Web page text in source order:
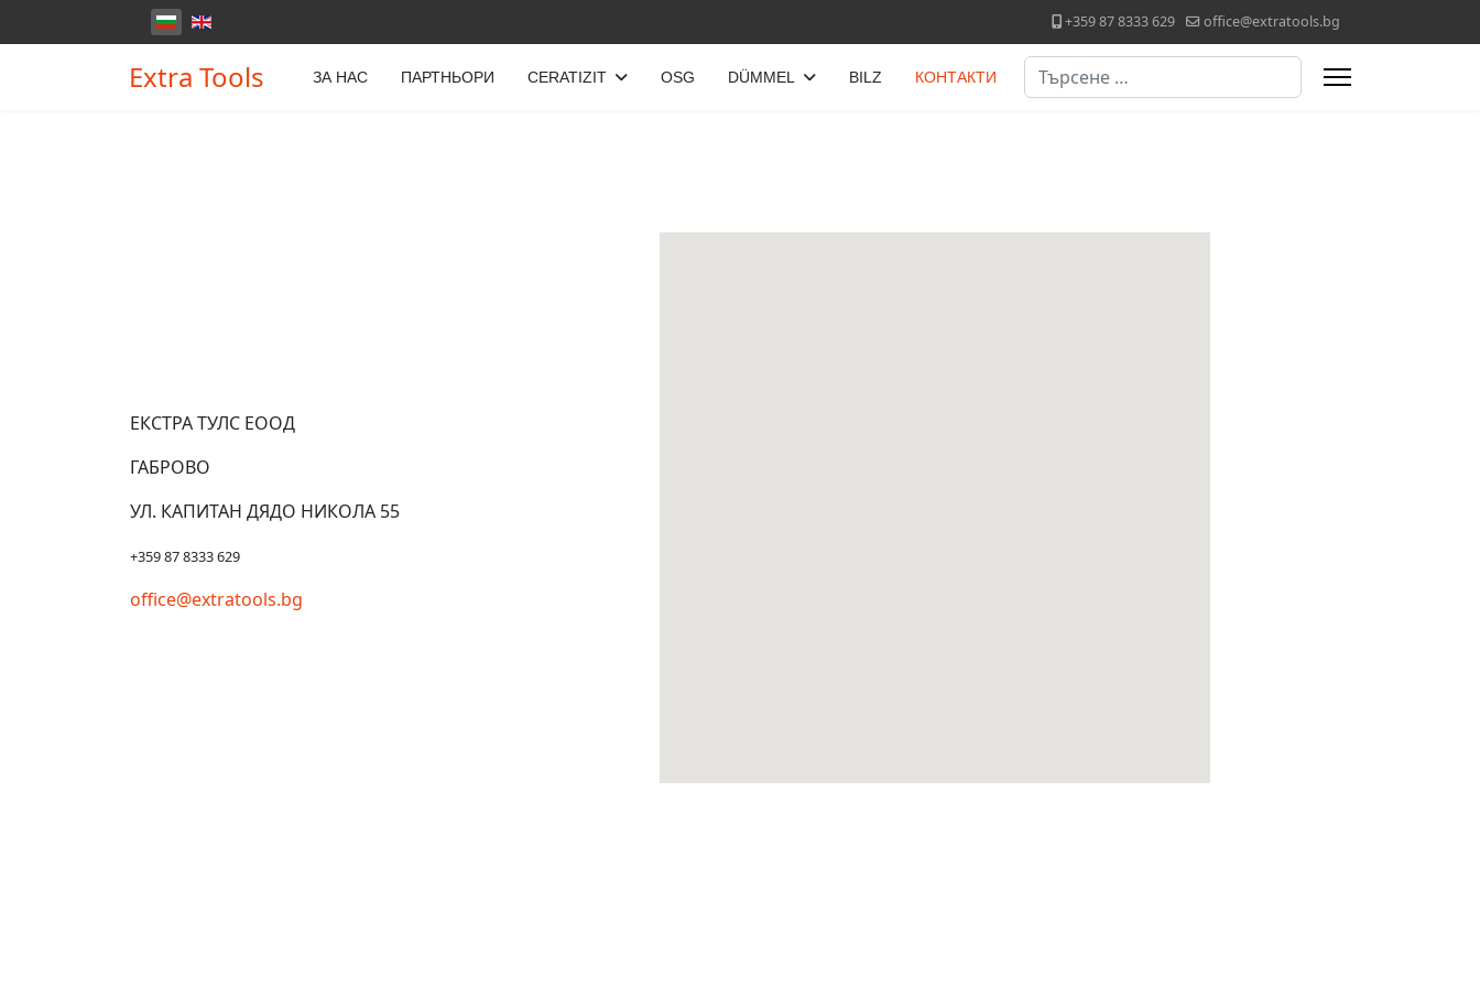
Изберете език +359 87 8333 629 office@extratools.bg
Extra Tools ЗА НАС ПАРТНЬОРИ CERATIZIT OSG DÜMMEL BILZ КОНТАКТИ Търсене
ЕКСТРА ТУЛС ЕООД
ГАБРОВО
УЛ. КАПИТАН ДЯДО НИКОЛА 55
+359 87 8333 629
office@extratools.bg